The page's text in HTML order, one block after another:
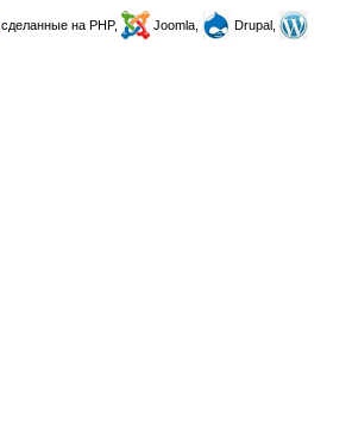
, сделанные на PHP, Joomla,
Drupal,